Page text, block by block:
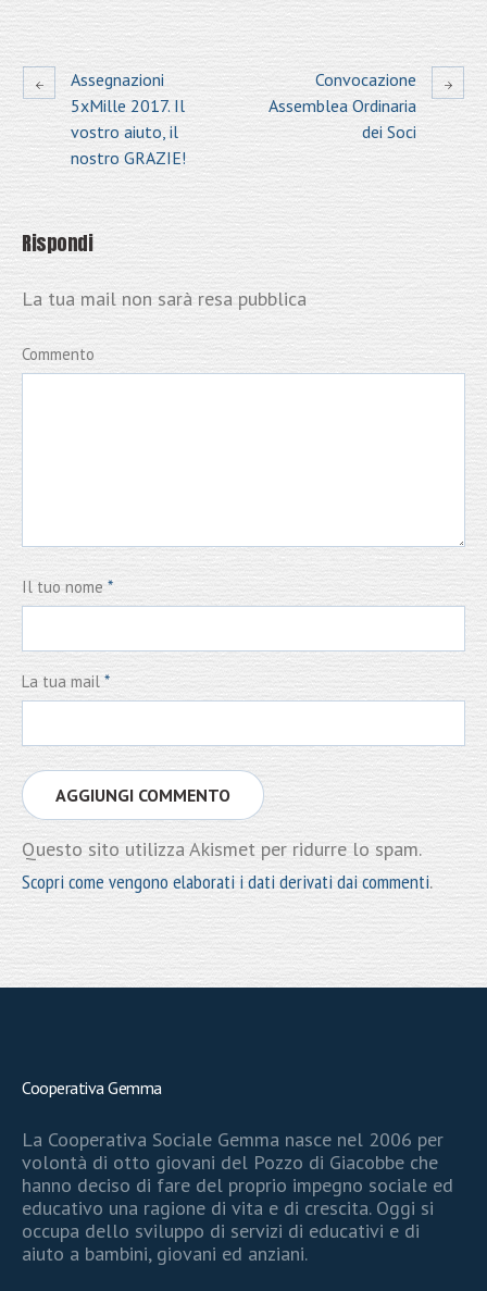
Assegnazioni
5xMille 2017. Il
vostro aiuto, il
nostro GRAZIE!
Convocazione
Assemblea Ordinaria
dei Soci
Rispondi
La tua mail non sarà resa pubblica
Commento
Il tuo nome *
La tua mail *
Questo sito utilizza Akismet per ridurre lo spam.
Scopri come vengono elaborati i dati derivati dai commenti.
Cooperativa Gemma
La Cooperativa Sociale Gemma nasce nel 2006 per
volontà di otto giovani del Pozzo di Giacobbe che
hanno deciso di fare del proprio impegno sociale ed
educativo una ragione di vita e di crescita. Oggi si
occupa dello sviluppo di servizi di educativi e di
aiuto a bambini, giovani ed anziani.